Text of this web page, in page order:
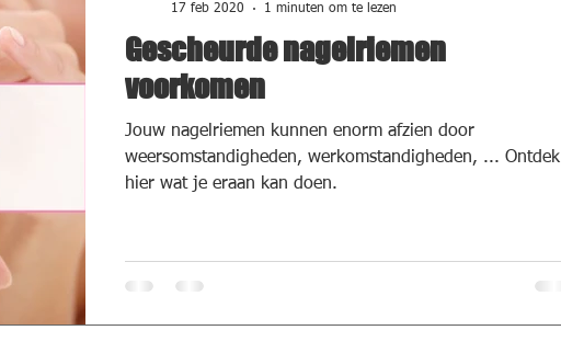
Gescheurde nagelriemen
voorkomen
Jouw nagelriemen kunnen enorm afzien door
weersomstandigheden, werkomstandigheden, ... Ontdek
hier wat je eraan kan doen.
17 feb 2020
1 minuten om te lezen